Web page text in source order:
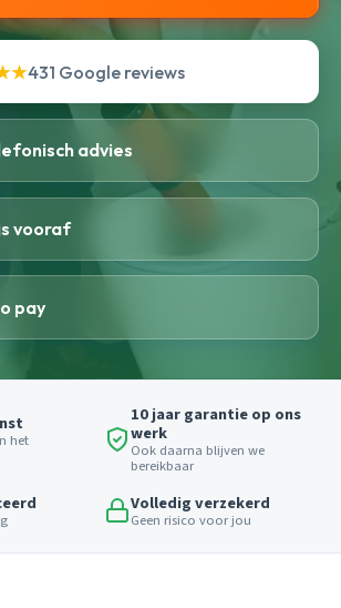
431 Google reviews
advies
vooraf
pay
het
10 jaar garantie op ons
werk
Ook daarna blijven we
bereikbaar
Volledig verzekerd
Geen risico voor jou